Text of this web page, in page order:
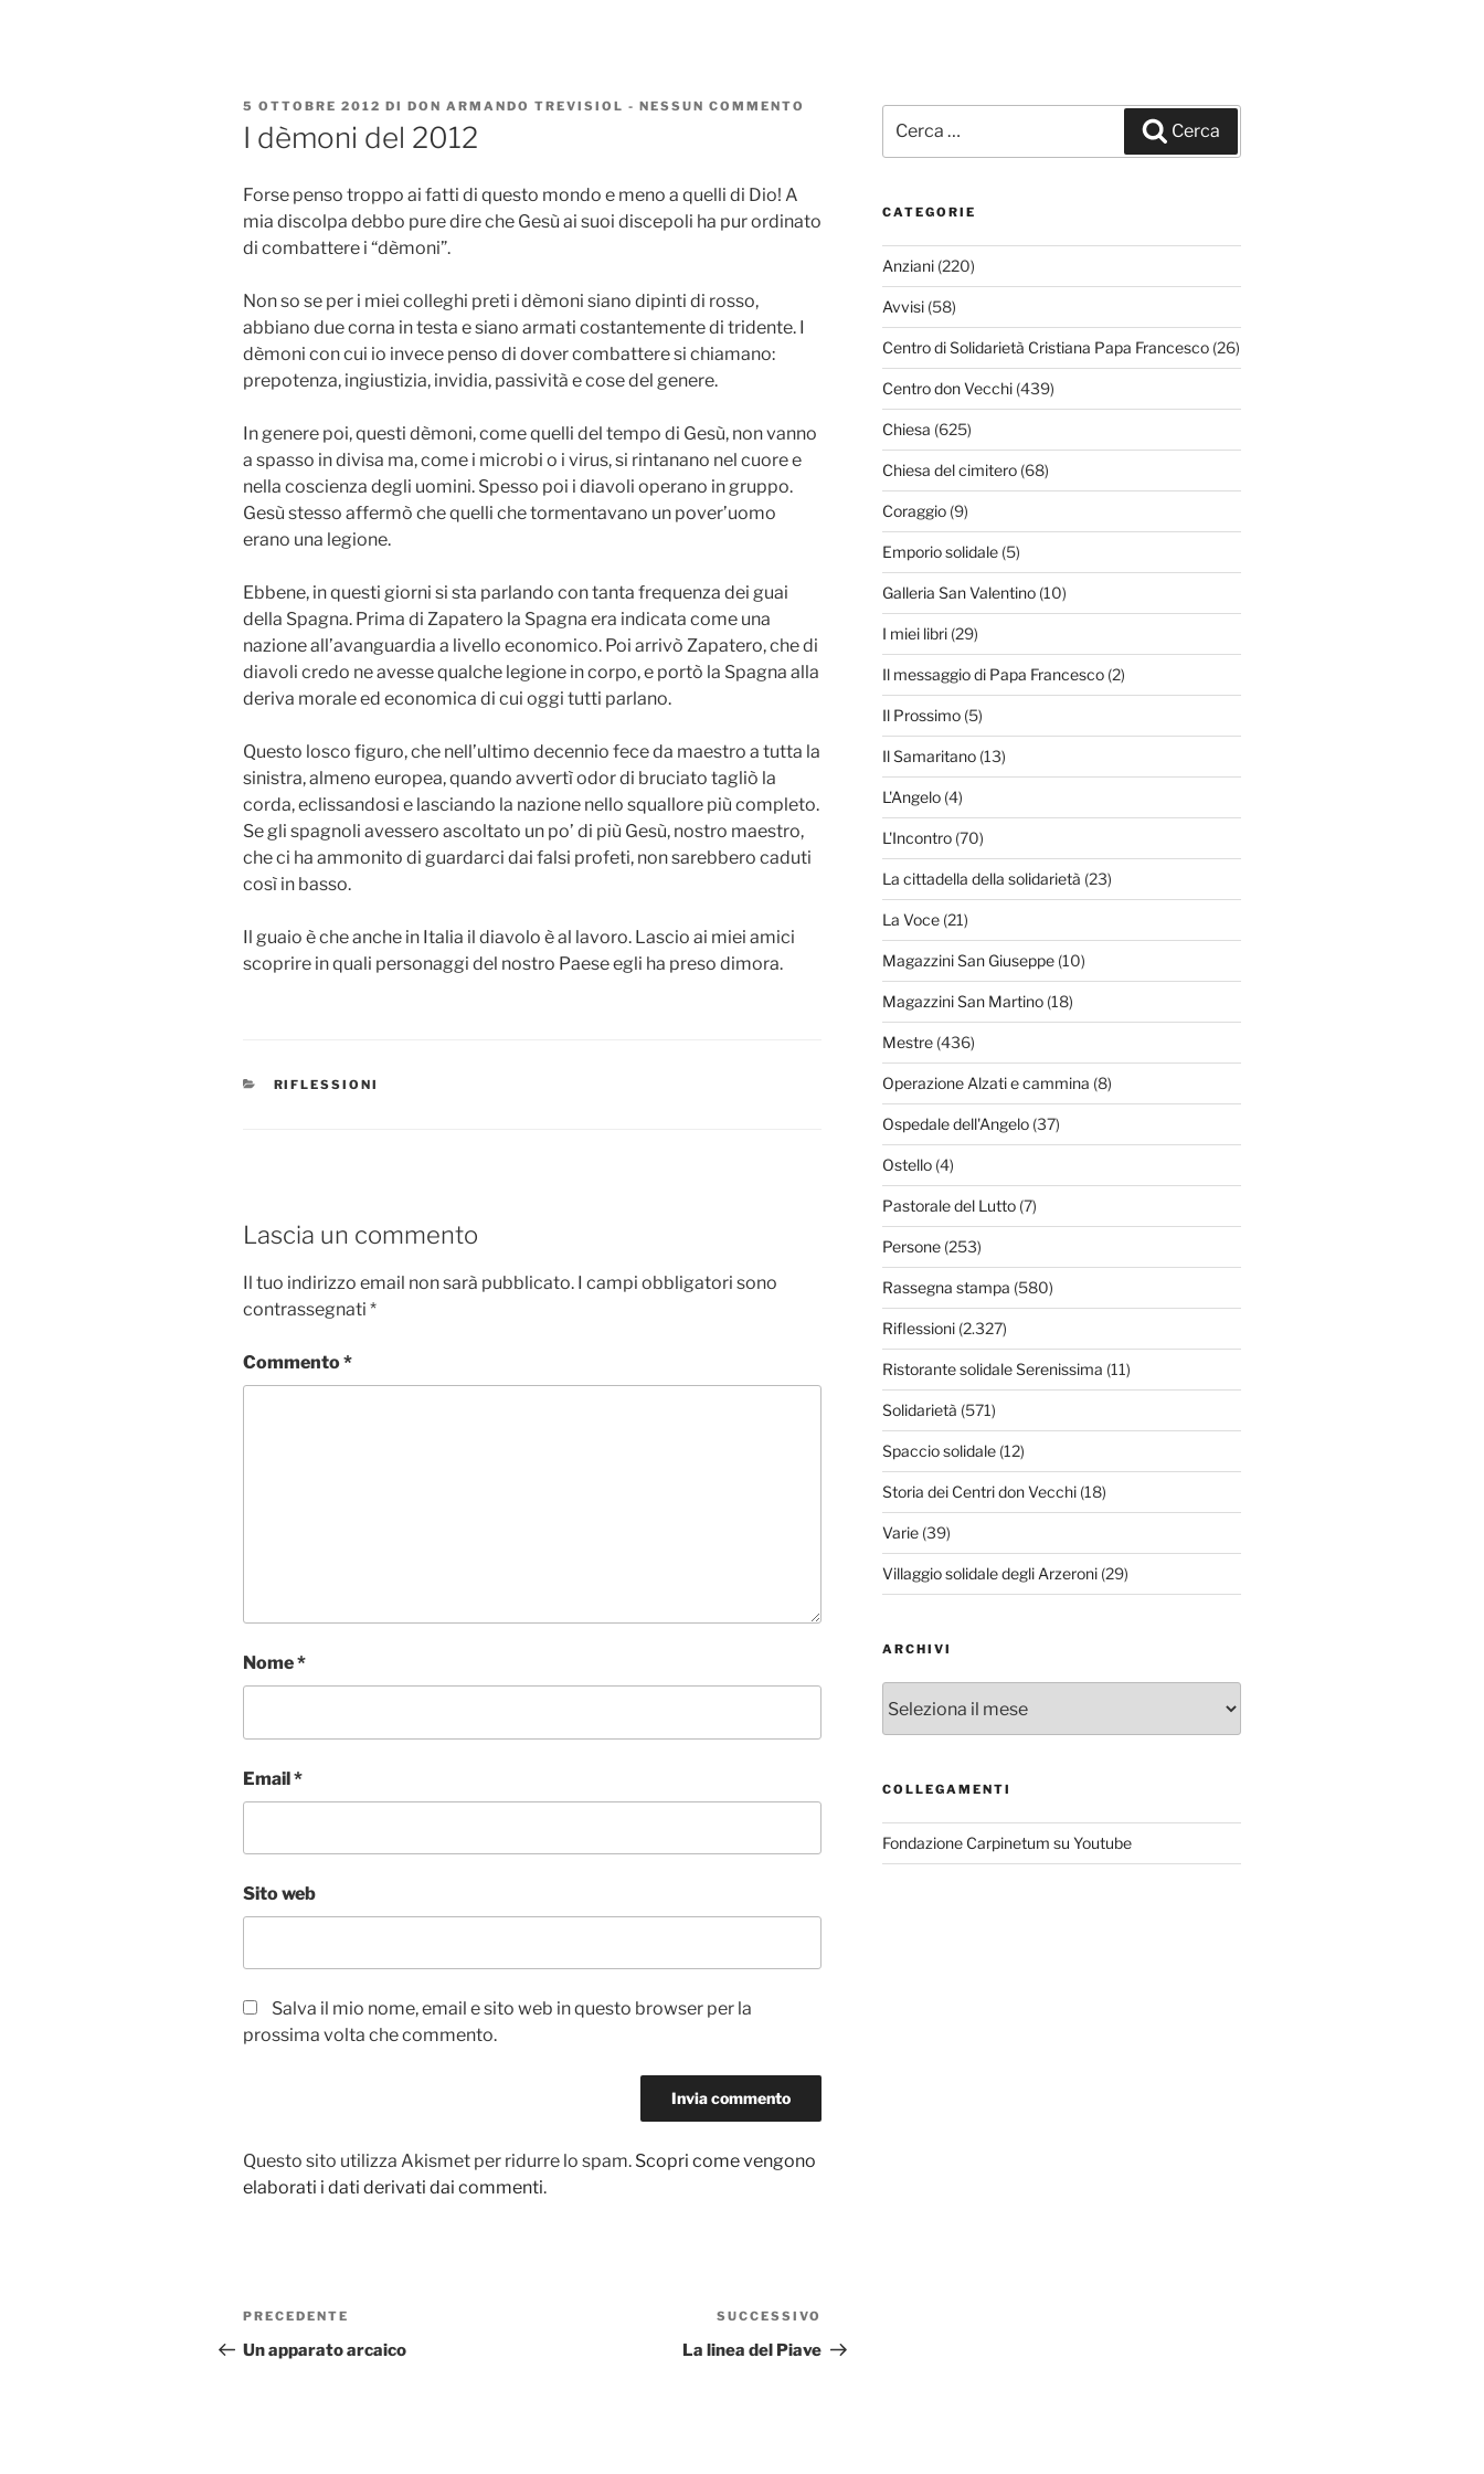
PUBBLICATO
IL
5 OTTOBRE 2012 DI DON ARMANDO TREVISIOL - NESSUN COMMENTO
I dèmoni del 2012
Forse penso troppo ai fatti di questo mondo e meno a quelli di Dio! A
mia discolpa debbo pure dire che Gesù ai suoi discepoli ha pur ordinato
di combattere i “dèmoni”.
Non so se per i miei colleghi preti i dèmoni siano dipinti di rosso,
abbiano due corna in testa e siano armati costantemente di tridente. I
dèmoni con cui io invece penso di dover combattere si chiamano:
prepotenza, ingiustizia, invidia, passività e cose del genere.
In genere poi, questi dèmoni, come quelli del tempo di Gesù, non vanno
a spasso in divisa ma, come i microbi o i virus, si rintanano nel cuore e
nella coscienza degli uomini. Spesso poi i diavoli operano in gruppo.
Gesù stesso affermò che quelli che tormentavano un pover’uomo
erano una legione.
Ebbene, in questi giorni si sta parlando con tanta frequenza dei guai
della Spagna. Prima di Zapatero la Spagna era indicata come una
nazione all’avanguardia a livello economico. Poi arrivò Zapatero, che di
diavoli credo ne avesse qualche legione in corpo, e portò la Spagna alla
deriva morale ed economica di cui oggi tutti parlano.
Questo losco figuro, che nell’ultimo decennio fece da maestro a tutta la
sinistra, almeno europea, quando avvertì odor di bruciato tagliò la
corda, eclissandosi e lasciando la nazione nello squallore più completo.
Se gli spagnoli avessero ascoltato un po’ di più Gesù, nostro maestro,
che ci ha ammonito di guardarci dai falsi profeti, non sarebbero caduti
così in basso.
Il guaio è che anche in Italia il diavolo è al lavoro. Lascio ai miei amici
scoprire in quali personaggi del nostro Paese egli ha preso dimora.
CATEGORIE
RIFLESSIONI
Lascia un commento
Il tuo indirizzo email non sarà pubblicato. I campi obbligatori sono
contrassegnati *
Commento*
Nome*
Email*
Sito web
Salva il mio nome, email e sito web in questo browser per la
prossima volta che commento.
Questo sito utilizza Akismet per ridurre lo spam. Scopri come vengono
elaborati i dati derivati dai commenti.
Navigazione
articoli
Articolo
precedente:
PRECEDENTE
Un apparato arcaico
successivo
SUCCESSIVO
La linea del Piave
Cerca
CATEGORIE
Anziani(220)
Avvisi(58)
Centro di Solidarietà Cristiana Papa Francesco(26)
Centro don Vecchi(439)
Chiesa (625)
Chiesa del cimitero(68)
Coraggio(9)
Emporio solidale(5)
Galleria San Valentino(10)
I miei libri(29)
Il messaggio di Papa Francesco(2)
Il Prossimo(5)
Il Samaritano(13)
L'Angelo(4)
L'Incontro(70)
La cittadella della solidarietà (23)
La Voce(21)
Magazzini San Giuseppe(10)
Magazzini San Martino(18)
Mestre(436)
Operazione Alzati e cammina (8)
Ospedale dell'Angelo(37)
Ostello(4)
Pastorale del Lutto(7)
Persone(253)
Rassegna stampa (580)
Riflessioni(2.327)
Ristorante solidale Serenissima (11)
Solidarietà (571)
Spaccio solidale(12)
Storia dei Centri don Vecchi(18)
Varie(39)
Villaggio solidale degli Arzeroni(29)
ARCHIVI
COLLEGAMENTI
Fondazione Carpinetum su Youtube